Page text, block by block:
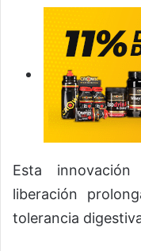
Esta
liberación
tolerancia